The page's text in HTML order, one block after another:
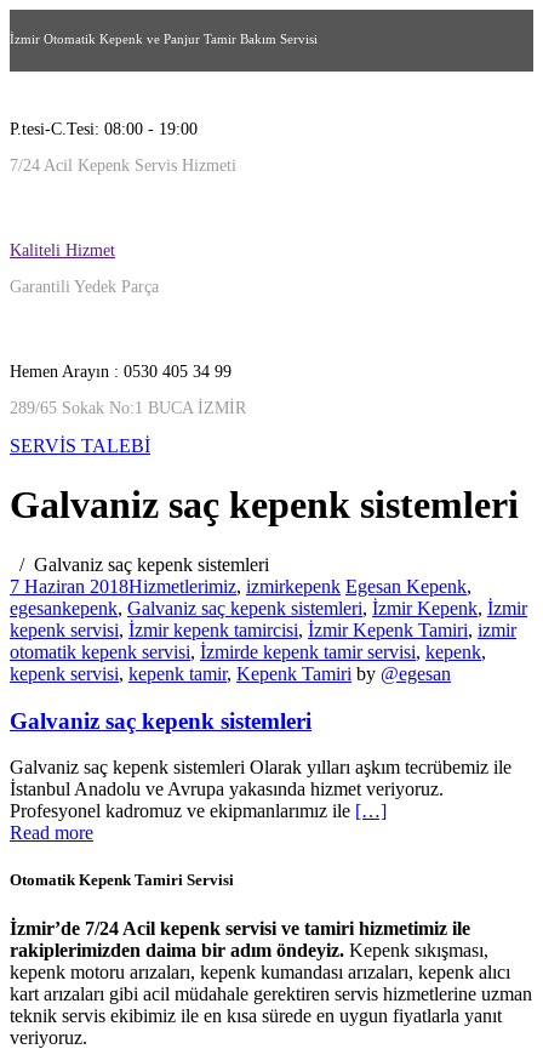
İzmir Otomatik Kepenk ve Panjur Tamir Bakım Servisi
P.tesi-C.Tesi: 08:00 - 19:00
7/24 Acil Kepenk Servis Hizmeti
Kaliteli Hizmet
Garantili Yedek Parça
Hemen Arayın : 0530 405 34 99
289/65 Sokak No:1 BUCA İZMİR
SERVİS TALEBİ
Galvaniz saç kepenk sistemleri
Galvaniz saç kepenk sistemleri
7 Haziran 2018Hizmetlerimiz, izmirkepenk Egesan Kepenk,
egesankepenk, Galvaniz saç kepenk sistemleri, İzmir Kepenk, İzmir
kepenk servisi, İzmir kepenk tamircisi, İzmir Kepenk Tamiri, izmir
otomatik kepenk servisi, İzmirde kepenk tamir servisi, kepenk,
kepenk servisi, kepenk tamir, Kepenk Tamiri by @egesan
Galvaniz saç kepenk sistemleri
Galvaniz saç kepenk sistemleri Olarak yılları aşkım tecrübemiz ile
İstanbul Anadolu ve Avrupa yakasında hizmet veriyoruz.
Profesyonel kadromuz ve ekipmanlarımız ile […]
Read more
Otomatik Kepenk Tamiri Servisi
İzmir’de 7/24 Acil kepenk servisi ve tamiri hizmetimiz ile
rakiplerimizden daima bir adım öndeyiz. Kepenk sıkışması,
kepenk motoru arızaları, kepenk kumandası arızaları, kepenk alıcı
kart arızaları gibi acil müdahale gerektiren servis hizmetlerine uzman
teknik servis ekibimiz ile en kısa sürede en uygun fiyatlarla yanıt
veriyoruz.